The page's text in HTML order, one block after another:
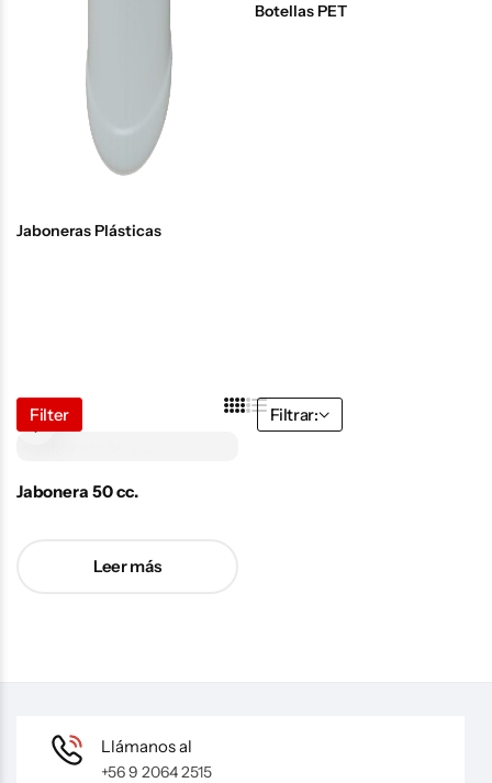
Jaboneras Plásticas
Botellas PET
Filter Filtrar:
Jabonera 50 cc.
Leer más
Llámanos al
+56 9 2064 2515